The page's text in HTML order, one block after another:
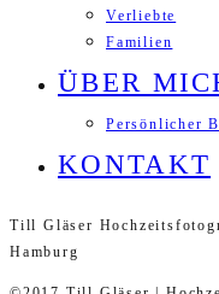
Verliebte
Familien
ÜBER
Persönlicher
KONTAKT
Till Gläser
Hamburg